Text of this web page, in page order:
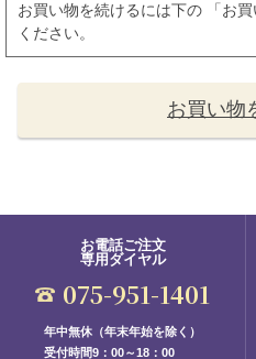
お買い物を続けるには下の 「お
ください。
お買い物
お電話ご注文
専用ダイヤル
075-951-1401
年中無休（年末年始を除く）
受付時間9：00～18：00